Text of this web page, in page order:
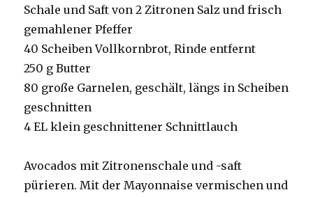
Schale und Saft von 2 Zitronen Salz und frisch
gemahlener Pfeffer
40 Scheiben Vollkornbrot, Rinde entfernt
250 g Butter
80 große Garnelen, geschält, längs in Scheiben
geschnitten
4 EL klein geschnittener Schnittlauch
Avocados mit Zitronenschale und -saft
pürieren. Mit der Mayonnaise vermischen und